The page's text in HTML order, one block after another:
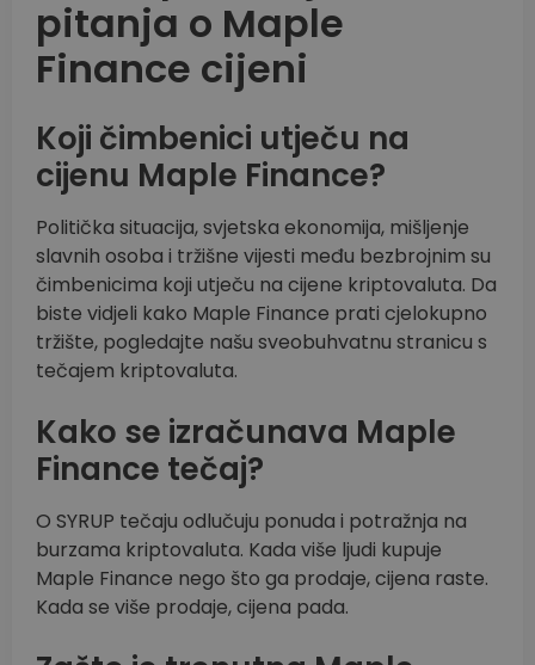
pitanja o Maple
Finance cijeni
Koji čimbenici utječu na
cijenu Maple Finance?
Politička situacija, svjetska ekonomija, mišljenje
slavnih osoba i tržišne vijesti među bezbrojnim su
čimbenicima koji utječu na cijene kriptovaluta. Da
biste vidjeli kako Maple Finance prati cjelokupno
tržište, pogledajte našu sveobuhvatnu stranicu s
tečajem kriptovaluta.
Kako se izračunava Maple
Finance tečaj?
O SYRUP tečaju odlučuju ponuda i potražnja na
burzama kriptovaluta. Kada više ljudi kupuje
Maple Finance nego što ga prodaje, cijena raste.
Kada se više prodaje, cijena pada.